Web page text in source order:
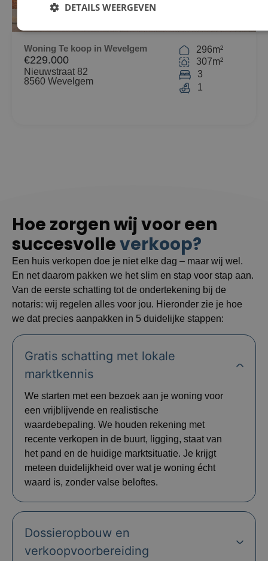
Woning Te koop in Wevelgem
€229.000
Nieuwstraat 82
8560 Wevelgem
296m²
307m²
3
1
Hoe zorgen wij voor een
succesvolleverkoop?
Een huis verkopen doe je niet elke dag – maar wij wel.
En net daarom pakken we het slim en stap voor stap aan.
Van de eerste schatting tot de ondertekening bij de
notaris: wij regelen alles voor jou. Hieronder zie je hoe
we dat precies aanpakken in 5 duidelijke stappen:
Gratis schatting met lokale
marktkennis
We starten met een bezoek aan je woning voor
een vrijblijvende en realistische
waardebepaling. We houden rekening met
recente verkopen in de buurt, ligging, staat van
het pand en de huidige marktsituatie. Je krijgt
meteen duidelijkheid over wat je woning écht
waard is, zonder valse beloftes.
Dossieropbouw en
verkoopvoorbereiding
DETAILS WEERGEVEN